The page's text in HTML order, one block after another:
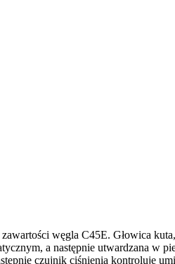
węgla C45E. Głowica
a następnie utwardzana w
czujnik ciśnienia kontroluje